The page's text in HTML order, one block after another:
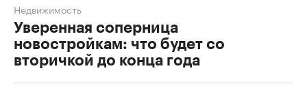
Уверенная соперница
новостройкам: что будет со
вторичкой до конца года
Недвижимость